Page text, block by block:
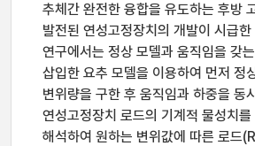
추체간 완전한 융합을 유도하는 후방
발전된 연성고정장치의 개발이 시급
연구에서는 정상 모델과 움직임을 갖
삽입한 요추 모델을 이용하여 먼저 정
변위량을 구한 후 움직임과 하중을 동
연성고정장치 로드의 기계적 물성치를
해석하여 원하는 변위값에 따른 로드